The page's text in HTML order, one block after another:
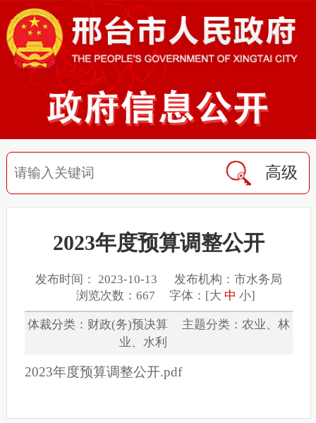
高级
2023年度预算调整公开
发布时间： 2023-10-13 发布机构：市水务局
浏览次数：667 字体：[大 中 小]
体裁分类：财政(务)预决算 主题分类：农业、林
业、水利
2023年度预算调整公开.pdf